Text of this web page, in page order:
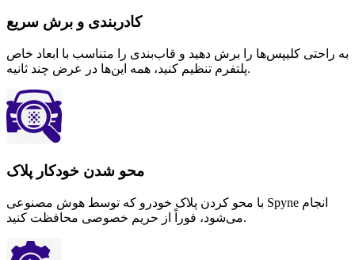
کادربندی و برش سریع
به راحتی کلیپس‌ها را برش دهید و قاب‌بندی را متناسب با ابعاد خاص
پلتفرم تنظیم کنید، همه این‌ها در عرض چند ثانیه.
محو شدن خودکار پلاک
با محو کردن پلاک خودرو که توسط هوش مصنوعی Spyne انجام
می‌شود، فوراً از حریم خصوصی محافظت کنید.